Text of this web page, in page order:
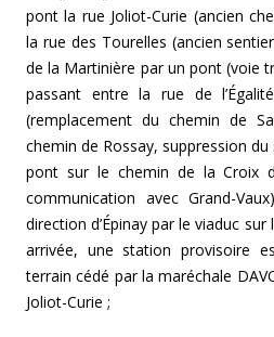
pont la rue Joliot-Curie (ancien
la rue des Tourelles (ancien
de la Martinière par un pont (voie
passant entre la rue de
(remplacement du chemin de
chemin de Rossay, suppression
pont sur le chemin de la Croix
communication avec Grand-
direction d’Épinay par le viaduc
arrivée, une station provisoire
terrain cédé par la maréchale
Joliot-Curie ;